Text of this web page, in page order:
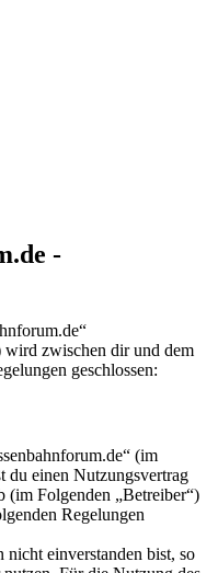
-
wird zwischen dir und dem
geschlossen:
(im
du einen Nutzungsvertrag
(im Folgenden „Betreiber“)
Regelungen
nicht einverstanden bist, so